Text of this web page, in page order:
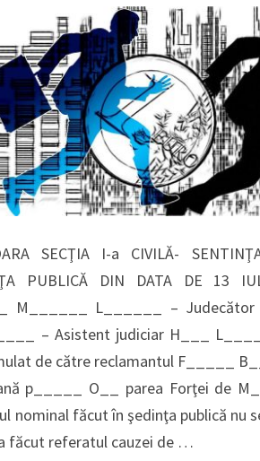
SECŢIA I-a CIVILĂ-
PUBLICĂ DIN DATA DE
M______ L______ –
– Asistent judiciar H___
de către reclamantul F_____
p_____ O__ parea Forţei de
nominal făcut în şedinţa publică nu
făcut referatul cauzei de …